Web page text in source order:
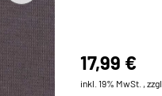
17,99 €
inkl. 19% MwSt. , zzgl.